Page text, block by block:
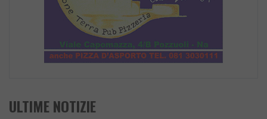
ULTIME NOTIZIE